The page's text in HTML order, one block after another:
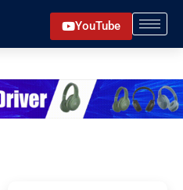
YouTube